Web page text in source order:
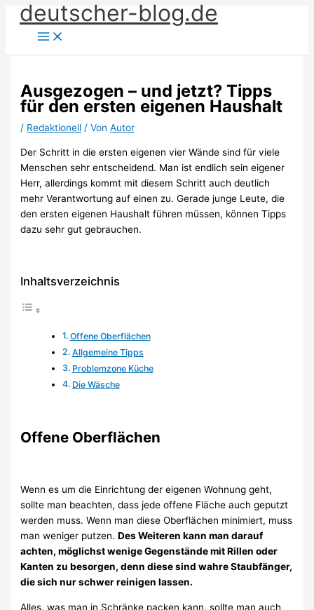
Zum
Inhalt
springen
deutscher-blog.de
Ausgezogen – und jetzt? Tipps
für den ersten eigenen Haushalt
/ Redaktionell / VonAutor
Der Schritt in die ersten eigenen vier Wände sind für viele
Menschen sehr entscheidend. Man ist endlich sein eigener
Herr, allerdings kommt mit diesem Schritt auch deutlich
mehr Verantwortung auf einen zu. Gerade junge Leute, die
den ersten eigenen Haushalt führen müssen, können Tipps
dazu sehr gut gebrauchen.
Inhaltsverzeichnis
Offene Oberflächen
Allgemeine Tipps
Problemzone Küche
Die Wäsche
Offene Oberflächen
Wenn es um die Einrichtung der eigenen Wohnung geht,
sollte man beachten, dass jede offene Fläche auch geputzt
werden muss. Wenn man diese Oberflächen minimiert, muss
man weniger putzen.Des Weiteren kann man darauf
achten, möglichst wenige Gegenstände mit Rillen oder
Kanten zu besorgen, denn diese sind wahre Staubfänger,
die sich nur schwer reinigen lassen.
Alles, was man in Schränke packen kann, sollte man auch